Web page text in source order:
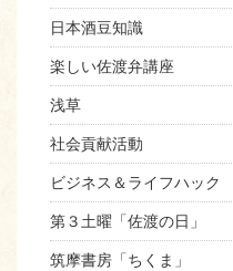
日本酒豆知識
楽しい佐渡弁講座
浅草
社会貢献活動
ビジネス＆ライフハック
第３土曜「佐渡の日」
筑摩書房「ちくま」